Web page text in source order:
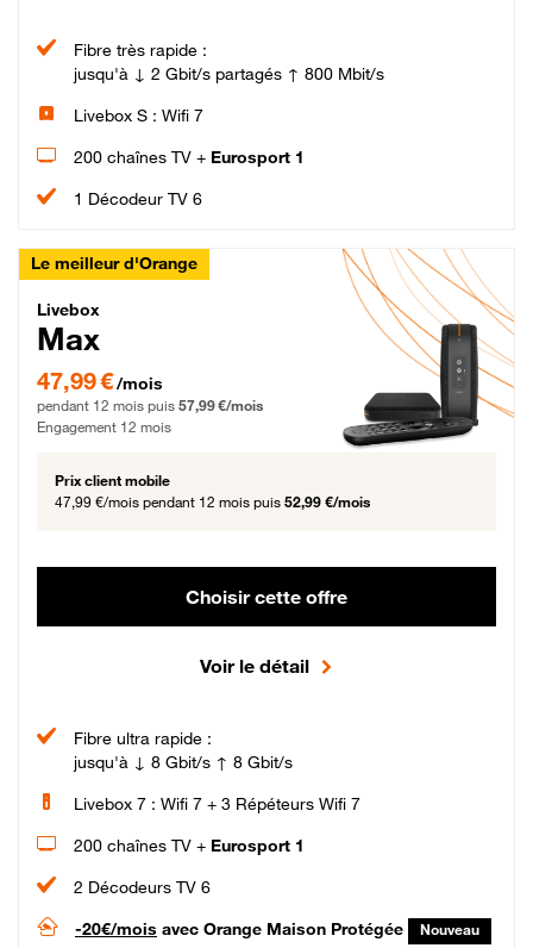
Fibre très rapide :
jusqu'à ↓ 2 Gbit/s partagés ↑ 800 Mbit/s
Livebox S : Wifi 7
200 chaînes TV + Eurosport 1
1 Décodeur TV 6
Le meilleur d'Orange
Livebox Max Fibre
Livebox
Max
47,99 € par mois pendant 12 mois puis 57,99 € par mois, Engagement 12 mois
47,99 €/mois
pendant 12 mois puis 57,99 €/mois
Engagement 12 mois
Prix client mobile
47,99 €/mois pendant 12 mois puis 52,99 €/mois
Choisir cette offre
Voir le détail
Fibre ultra rapide :
jusqu'à ↓ 8 Gbit/s ↑ 8 Gbit/s
Livebox 7 : Wifi 7 + 3 Répéteurs Wifi 7
200 chaînes TV + Eurosport 1
2 Décodeurs TV 6
-20€/mois avec Orange Maison Protégée Nouveau